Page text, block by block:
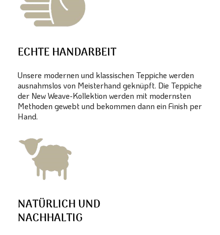
ECHTE HANDARBEIT
Unsere modernen und klassischen Teppiche werden
ausnahmslos von Meisterhand geknüpft. Die Teppiche
der New Weave-Kollektion werden mit modernsten
Methoden gewebt und bekommen dann ein Finish per
Hand.
NATÜRLICH UND
NACHHALTIG